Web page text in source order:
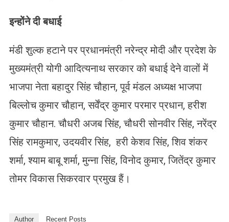
इन्होंने दी बधाई
मंडी शुल्क हटाने पर प्रधानमंत्री नरेन्द्र मोदी और प्रदेश के
मुख्यमंत्री योगी आदित्यनाथ सरकार को बधाई देने वालों में
भाजपा नेता बहादुर सिंह चौहान, पूर्व मंडल अध्यक्ष भाजपा
बिल्लोच कुमार चौहान, सर्वेंद्र कुमार परमार प्रधान, हरीश
कुमार चौहान. चौधरी अजब सिंह, चौधरी सोनवीर सिंह, नरेंद्र
सिंह रामकुमार, उदयवीर सिंह, हरी केशव सिंह, शिव शंकर
शर्मा, श्याम बाबू शर्मा, मुन्ना सिंह, विनोद कुमार, जितेंद्र कुमार
तोमर विकास सिकरवार प्रमुख हैं।
Author Recent Posts